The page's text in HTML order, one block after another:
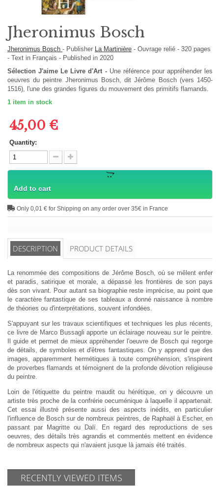
Jheronimus Bosch
Jheronimus Bosch - Publisher La Martinière - Ouvrage relié - 320 pages
- Text in Français - Published in 2020
Sélection J'aime Le Livre d'Art -Une référence pour appréhender les
oeuvres du peintre Jheronimus Bosch, dit Jérôme Bosch (vers 1450-
1516), l'une des grandes figures du mouvement des primitifs flamands.
1 item in stock
45,00 €
Quantity:
Add to cart
Only 0,01 € for Shipping on any order over 35€ in France
DESCRIPTION PRODUCT DETAILS
La renommée des compositions de Jérôme Bosch, où se mêlent enfer
et paradis, satirique et morale, a dépassé les frontières de son pays
dès son vivant. Pour autant sa biographie reste imprécise, au point que
le caractère fantastique de ses tableaux a donné naissance à nombre
de théories ou d'interprétations, souvent infondées.
S'appuyant sur les travaux scientifiques et techniques les plus récents,
ce livre de Marco Bussagli apporte un éclairage nouveau sur le peintre.
Il guide et permet de mieux appréhender l'oeuvre de Bosch qui regorge
de détails, de symboles et d'êtres fantastiques. On y apprend que des
images, apparemment hermétiques à toute compréhension, s'inspirent
de proverbes flamands et témoignent de la profonde dévotion religieuse
du peintre.
Loin de l'étiquette du peintre maudit ou hérétique, on y découvre un
artiste très proche de la confrérie oecuménique à laquelle il appartenait.
Cet essai illustré présente aussi des aspects inédits, en particulier
l'influence de Bosch sur de nombreux peintres, de Raphaël à Escher, en
passant par Magritte ou Dalí. En regard des reproductions de ses
oeuvres, des détails très agrandis et commentés mettent en évidence
de nombreux aspects qui n'avaient jusque là jamais été traités.
RECENTLY VIEWED ITEMS